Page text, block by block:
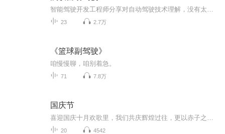
23 2.7万
《篮球副驾驶》
咱慢慢聊，咱别着急。
71 7.8万
国庆节
20 4542